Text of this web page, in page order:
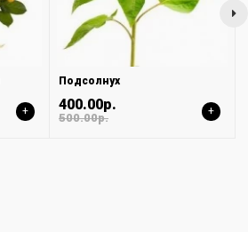
+
Подсолнух
400.00р.
500.00р. +